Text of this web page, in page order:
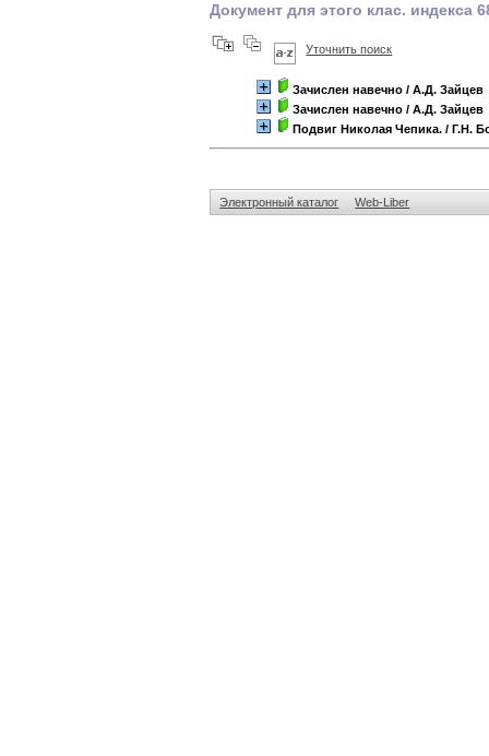
Документ для этого клас. индекса
Уточнить поиск
Зачислен навечно / А.Д. Зайцев
Зачислен навечно / А.Д. Зайцев
Подвиг Николая Чепика. / Г.Н.
Электронный каталог Web-Liber